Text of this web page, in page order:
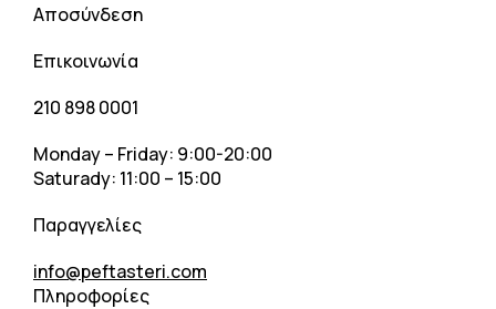
Αποσύνδεση
Επικοινωνία
210 898 0001
Monday – Friday: 9:00-20:00
Saturady: 11:00 – 15:00
Παραγγελίες
info@peftasteri.com
Πληροφορίες